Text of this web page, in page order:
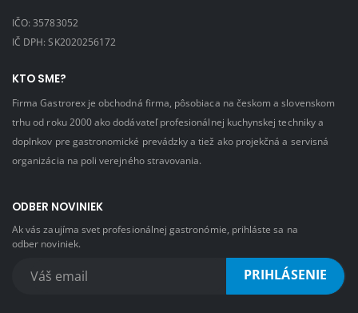
IČO: 35783052
IČ DPH: SK2020256172
KTO SME?
Firma Gastrorex je obchodná firma, pôsobiaca na českom a slovenskom
trhu od roku 2000 ako dodávateľ profesionálnej kuchynskej techniky a
doplnkov pre gastronomické prevádzky a tiež ako projekčná a servisná
organizácia na poli verejného stravovania.
ODBER NOVINIEK
Ak vás zaujíma svet profesionálnej gastronómie, prihláste sa na
odber noviniek.